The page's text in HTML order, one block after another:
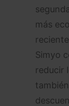
más
Simyo
reducir